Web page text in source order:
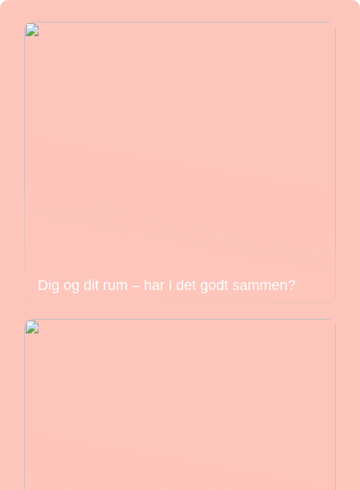
Dig og dit rum – har i det godt sammen?